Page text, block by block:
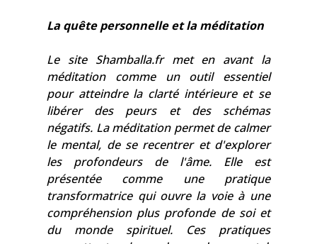
La quête personnelle et la méditation
Le site Shamballa.fr met en avant la
méditation comme un outil essentiel
pour atteindre la clarté intérieure et se
libérer des peurs et des schémas
négatifs. La méditation permet de calmer
le mental, de se recentrer et d'explorer
les profondeurs de l'âme. Elle est
présentée comme une pratique
transformatrice qui ouvre la voie à une
compréhension plus profonde de soi et
du monde spirituel. Ces pratiques